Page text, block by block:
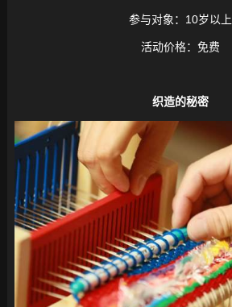
参与对象：10岁以上
活动价格：免费
织造的秘密